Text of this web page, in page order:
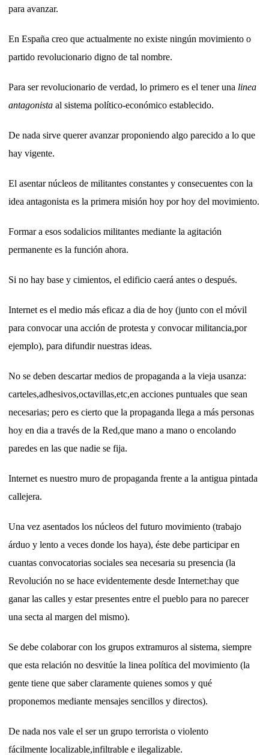
para avanzar.
En España creo que actualmente no existe ningún movimiento o
partido revolucionario digno de tal nombre.
Para ser revolucionario de verdad, lo primero es el tener una linea
antagonista al sistema político-económico establecido.
De nada sirve querer avanzar proponiendo algo parecido a lo que
hay vigente.
El asentar núcleos de militantes constantes y consecuentes con la
idea antagonista es la primera misión hoy por hoy del movimiento.
Formar a esos sodalicios militantes mediante la agitación
permanente es la función ahora.
Si no hay base y cimientos, el edificio caerá antes o después.
Internet es el medio más eficaz a dia de hoy (junto con el móvil
para convocar una acción de protesta y convocar militancia,por
ejemplo), para difundir nuestras ideas.
No se deben descartar medios de propaganda a la vieja usanza:
carteles,adhesivos,octavillas,etc,en acciones puntuales que sean
necesarias; pero es cierto que la propaganda llega a más personas
hoy en dia a través de la Red,que mano a mano o encolando
paredes en las que nadie se fija.
Internet es nuestro muro de propaganda frente a la antigua pintada
callejera.
Una vez asentados los núcleos del futuro movimiento (trabajo
árduo y lento a veces donde los haya), éste debe participar en
cuantas convocatorias sociales sea necesaria su presencia (la
Revolución no se hace evidentemente desde Internet:hay que
ganar las calles y estar presentes entre el pueblo para no parecer
una secta al margen del mismo).
Se debe colaborar con los grupos extramuros al sistema, siempre
que esta relación no desvitúe la linea política del movimiento (la
gente tiene que saber claramente quienes somos y qué
proponemos mediante mensajes sencillos y directos).
De nada nos vale el ser un grupo terrorista o violento
fácilmente localizable,infiltrable e ilegalizable.